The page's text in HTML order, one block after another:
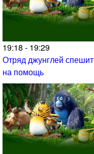
19:18 - 19:29
Отряд джунглей спешит
на помощь